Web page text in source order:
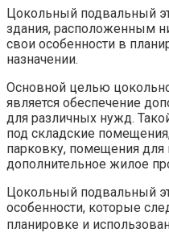
Цокольный подвальный
здания, расположенным
свои особенности в
назначении.​
Основной целью
является обеспечение
для различных нужд.​
под складские
парковку, помещения
дополнительное жилое
Цокольный подвальный
особенности, которые
планировке и